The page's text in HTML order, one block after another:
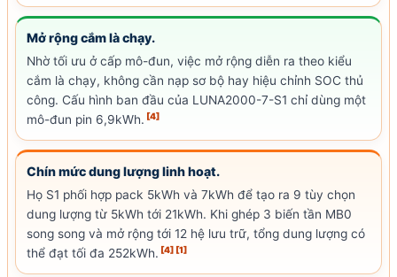
Mở rộng cắm là chạy.
Nhờ tối ưu ở cấp mô-đun, việc mở rộng diễn ra theo kiểu
cắm là chạy, không cần nạp sơ bộ hay hiệu chỉnh SOC thủ
công. Cấu hình ban đầu của LUNA2000-7-S1 chỉ dùng một
mô-đun pin 6,9kWh. [4]
Chín mức dung lượng linh hoạt.
Họ S1 phối hợp pack 5kWh và 7kWh để tạo ra 9 tùy chọn
dung lượng từ 5kWh tới 21kWh. Khi ghép 3 biến tần MB0
song song và mở rộng tới 12 hệ lưu trữ, tổng dung lượng có
thể đạt tối đa 252kWh. [4] [1]